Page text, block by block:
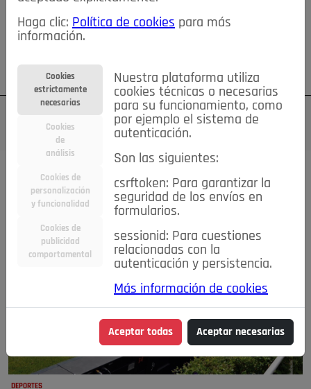
TABLÓN DE ANUNCIOS MIS ANUNCIOS CONTACTO
NOSOTROS
Su cuenta Regístrese ¿Olvidó su contraseña?
DEPORTES
Haga clic: Política de cookies para más
información.
Cookies
estrictamente
necesarias
Cookies
de
análisis
Cookies de
personalización
y funcionalidad
Cookies de
publicidad
comportamental
Nuestra plataforma utiliza
cookies técnicas o necesarias
para su funcionamiento, como
por ejemplo el sistema de
autenticación.
Son las siguientes:
csrftoken: Para garantizar la
seguridad de los envíos en
formularios.
sessionid: Para cuestiones
relacionadas con la
autenticación y persistencia.
Más información de cookies
Aceptar todas Aceptar necesarias